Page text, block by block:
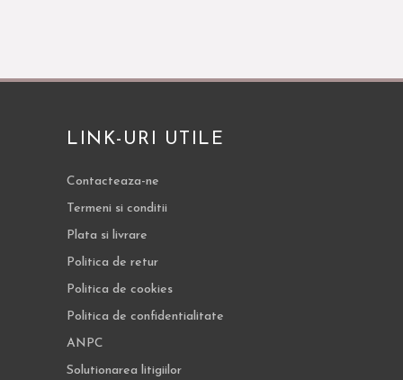
LINK-URI UTILE
Contacteaza-ne
Termeni si conditii
Plata si livrare
Politica de retur
Politica de cookies
Politica de confidentialitate
ANPC
Solutionarea litigiilor